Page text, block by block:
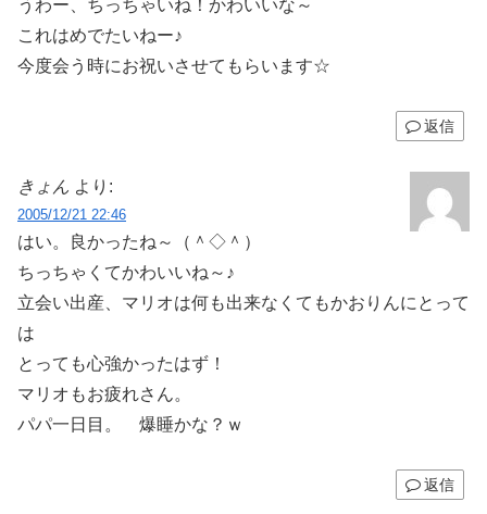
うわー、ちっちゃいね！かわいいな～
これはめでたいねー♪
今度会う時にお祝いさせてもらいます☆
返信
きょん より:
2005/12/21 22:46
はい。良かったね～（＾◇＾）
ちっちゃくてかわいいね～♪
立会い出産、マリオは何も出来なくてもかおりんにとって
は
とっても心強かったはず！
マリオもお疲れさん。
パパ一日目。 爆睡かな？ｗ
返信